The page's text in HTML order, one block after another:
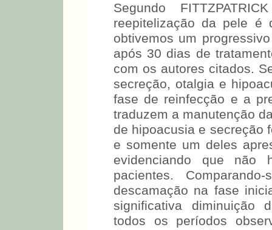
Segundo
reepitelização da pele é
obtivemos um
após 30 dias de
com os autores citados.
secreção, otalgia e
fase de reinfecção e a
traduzem a manutenção
de hipoacusia e secreção
e somente um deles
evidenciando que não
pacientes.
descamação na fase
significativa diminuição
todos os períodos